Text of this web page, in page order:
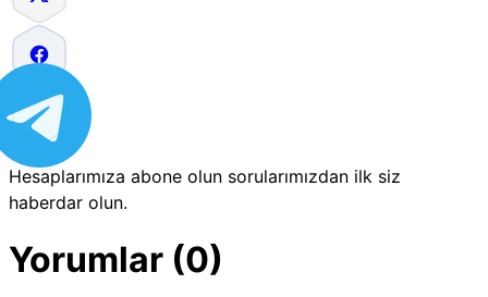
Hesaplarımıza abone olun sorularımızdan ilk siz
haberdar olun.
Yorumlar (0)